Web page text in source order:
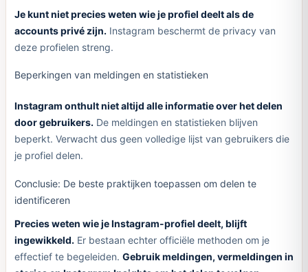
Je kunt niet precies weten wie je profiel deelt als de
accounts privé zijn. Instagram beschermt de privacy van
deze profielen streng.
Beperkingen van meldingen en statistieken
Instagram onthult niet altijd alle informatie over het delen
door gebruikers. De meldingen en statistieken blijven
beperkt. Verwacht dus geen volledige lijst van gebruikers die
je profiel delen.
Conclusie: De beste praktijken toepassen om delen te
identificeren
Precies weten wie je Instagram-profiel deelt, blijft
ingewikkeld. Er bestaan echter officiële methoden om je
effectief te begeleiden. Gebruik meldingen, vermeldingen in